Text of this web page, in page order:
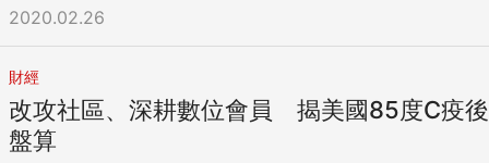
2020.02.26
財經
改攻社區、深耕數位會員 揭美國85度C疫後
盤算